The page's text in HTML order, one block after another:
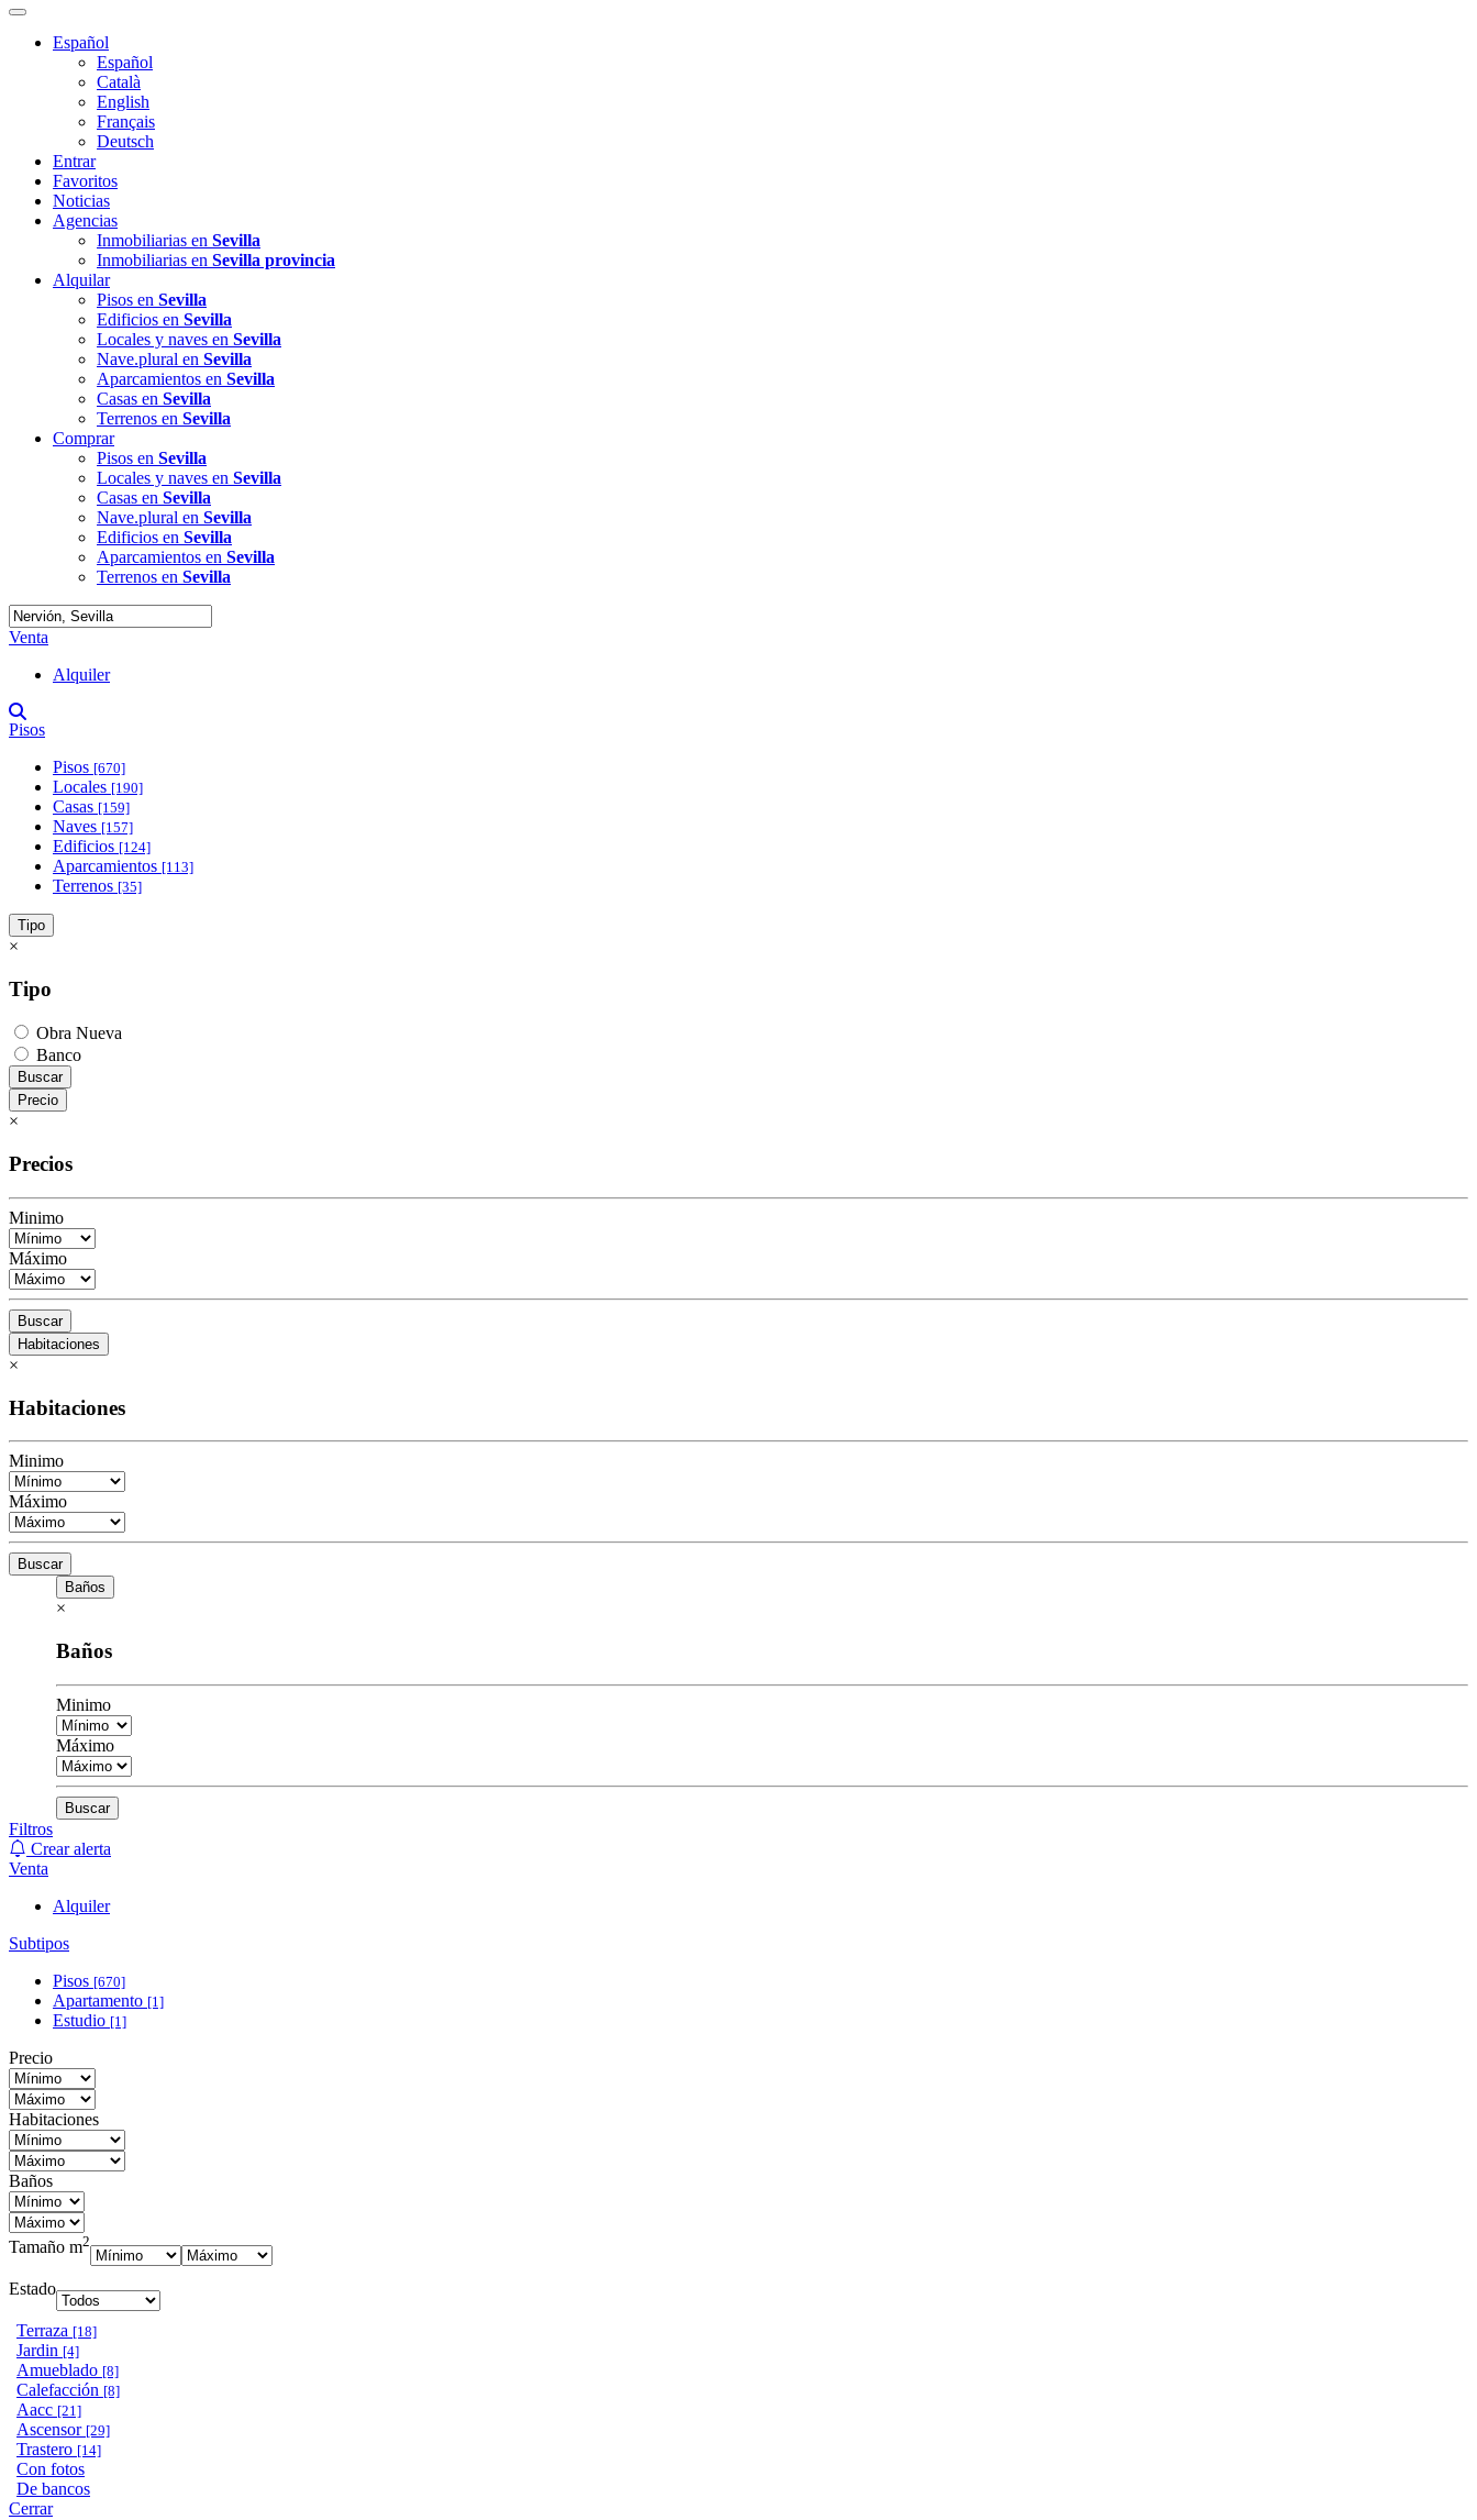
Español
Español
Català
English
Français
Deutsch
Entrar
Favoritos
Noticias
Agencias
Inmobiliarias en Sevilla
Inmobiliarias en Sevilla provincia
Alquilar
Pisos en Sevilla
Edificios en Sevilla
Locales y naves en Sevilla
Nave.plural en Sevilla
Aparcamientos en Sevilla
Casas en Sevilla
Terrenos en Sevilla
Comprar
Pisos en Sevilla
Locales y naves en Sevilla
Casas en Sevilla
Nave.plural en Sevilla
Edificios en Sevilla
Aparcamientos en Sevilla
Terrenos en Sevilla
Venta
Alquiler
Pisos
Pisos [670]
Locales [190]
Casas [159]
Naves [157]
Edificios [124]
Aparcamientos [113]
Terrenos [35]
Tipo
×
Tipo
Obra Nueva
Banco
Buscar
Precio
×
Precios
Minimo
Máximo
Buscar
Habitaciones
×
Habitaciones
Minimo
Máximo
Buscar
Baños
×
Baños
Minimo
Máximo
Buscar
Filtros
Crear alerta
Venta
Alquiler
Subtipos
Pisos [670]
Apartamento [1]
Estudio [1]
Precio
Habitaciones
Baños
Tamaño m2
Estado
Terraza [18]
Jardin [4]
Amueblado [8]
Calefacción [8]
Aacc [21]
Ascensor [29]
Trastero [14]
Con fotos
De bancos
Cerrar